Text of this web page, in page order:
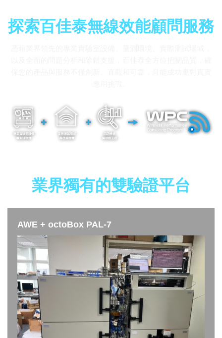
探索百佳泰無線效能顧問服務
業界獨有的雙驗證平台
AWE + octoBox PAL-7